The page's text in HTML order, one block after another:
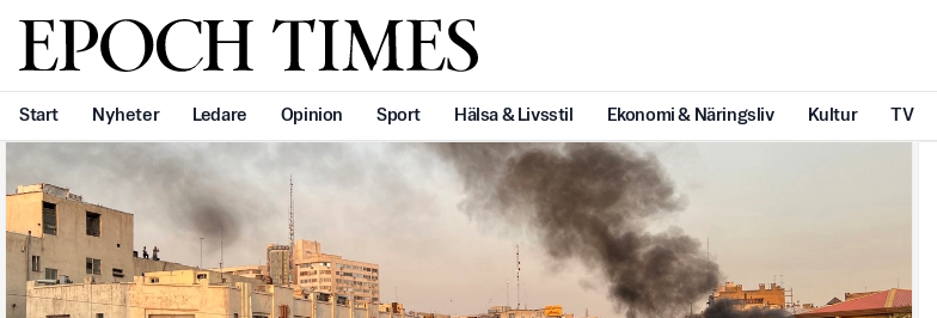
Svenska Epoch Times
Start Nyheter Ledare Opinion Sport Hälsa & Livsstil Ekonomi & Näringsliv Kultur TV